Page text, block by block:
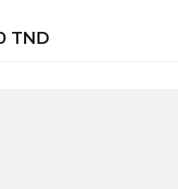
TND